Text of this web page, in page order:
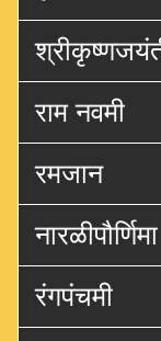
राम नवमी
रमजान
नारळीपौर्णिमा
रंगपंचमी